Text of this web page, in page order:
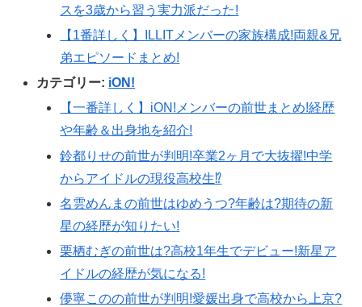
スを3歳から習う実力派だった!
【1番詳しく】ILLITメンバーの家族構成!両親&兄
弟エピソードまとめ!
カテゴリー: iON!
【一番詳しく】iON!メンバーの前世まとめ!経歴
や年齢＆出身地を紹介!
鈴都りせの前世が判明!卒業2ヶ月で大抜擢!中学
からアイドルの現役高校生⁉︎
名雲めんまの前世はゆめうつ?年齢は?期待の新
星の経歴が知りたい!
栗栖むぎの前世は?高校1年生でデビュー!新星ア
イドルの経歴が気になる!
儚寧このの前世が判明!愛媛出身で高校から上京?